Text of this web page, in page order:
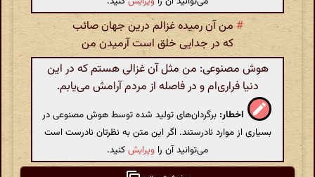
#من آن رمیده غزالم درین جهان صائب
که در جدایی خلق است آرمیدن من
هوش مصنوعی: من مثل آن غزالی هستم که در این
دنیا فراری‌ام و در فاصله از مردم آرامش می‌یابم.
اخطار: برگردان‌های تولید شده توسط هوش مصنوعی در
بسیاری از موارد نادرستند. اگر این متن به نظرتان نادرست است
می‌توانید آن را ویرایشکنید.